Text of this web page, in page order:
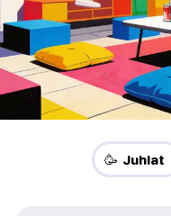
🥳 Juhlat